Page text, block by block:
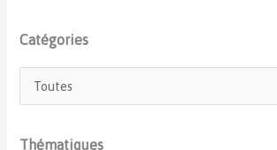
Catégories
Thématiques